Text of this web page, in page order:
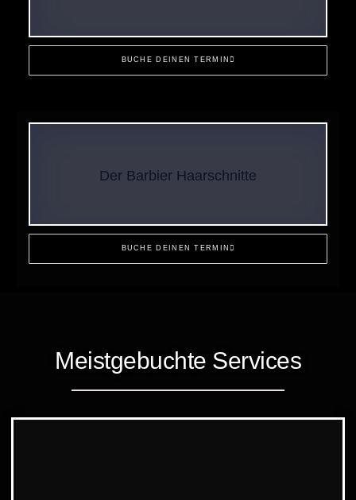
BUCHE DEINEN TERMIN
Der Barbier Haarschnitte
BUCHE DEINEN TERMIN
Meistgebuchte Services